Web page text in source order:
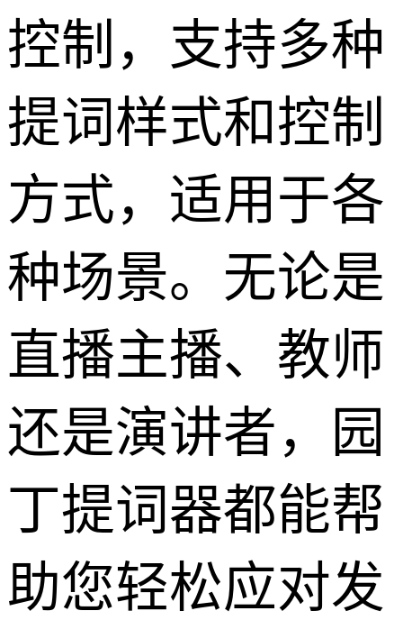
控制，支持多种
提词样式和控制
方式，适用于各
种场景。无论是
直播主播、教师
还是演讲者，园
丁提词器都能帮
助您轻松应对发